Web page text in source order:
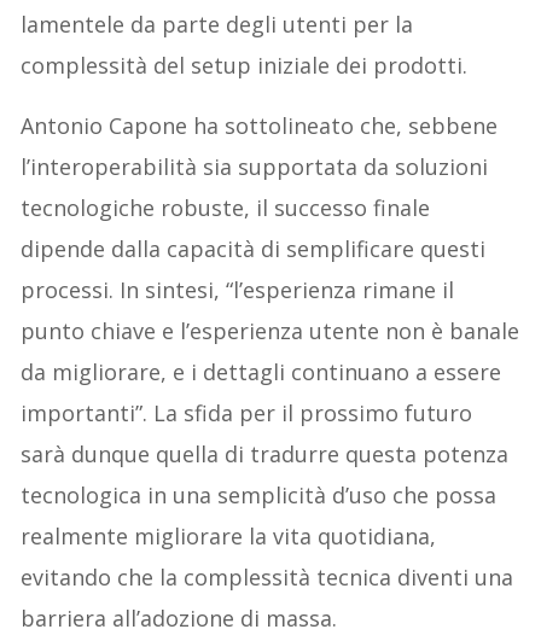
lamentele da parte degli utenti per la
complessità del setup iniziale dei prodotti.
Antonio Capone ha sottolineato che, sebbene
l’interoperabilità sia supportata da soluzioni
tecnologiche robuste, il successo finale
dipende dalla capacità di semplificare questi
processi. In sintesi, “l’esperienza rimane il
punto chiave e l’esperienza utente non è banale
da migliorare, e i dettagli continuano a essere
importanti”. La sfida per il prossimo futuro
sarà dunque quella di tradurre questa potenza
tecnologica in una semplicità d’uso che possa
realmente migliorare la vita quotidiana,
evitando che la complessità tecnica diventi una
barriera all’adozione di massa.